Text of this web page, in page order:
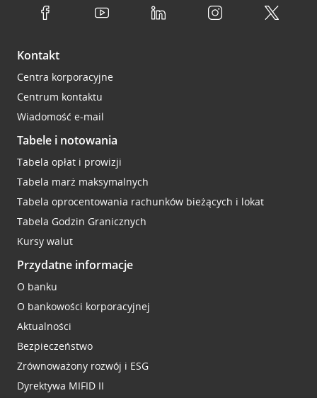
Kontakt
Centra korporacyjne
Centrum kontaktu
Wiadomość e-mail
Tabele i notowania
Tabela opłat i prowizji
Tabela marż maksymalnych
Tabela oprocentowania rachunków bieżących i lokat
Tabela Godzin Granicznych
Kursy walut
Przydatne informacje
O banku
O bankowości korporacyjnej
Aktualności
Bezpieczeństwo
Zrównoważony rozwój i ESG
Dyrektywa MIFID II